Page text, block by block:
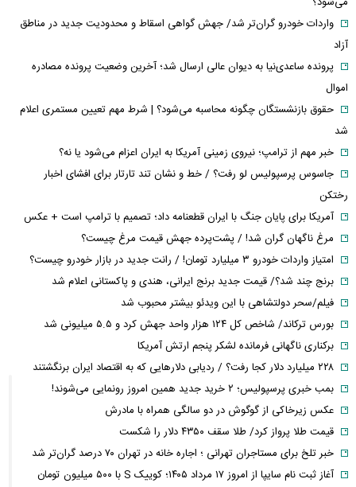
واردات خودرو گران‌تر شد/ جهش گواهی اسقاط و محدودیت جدید در مناطق
آزاد
پرونده ساعدی‌نیا به دیوان عالی ارسال شد؛ آخرین وضعیت پرونده مصادره
اموال
حقوق بازنشستگان چگونه محاسبه می‌شود؟ | شرط مهم تعیین مستمری اعلام
شد
خبر مهم از ترامپ؛ نیروی زمینی آمریکا به ایران اعزام می‌شود یا نه؟
جاسوس پرسپولیس لو رفت؟ / خط و نشان تند تارتار برای افشای اخبار
رختکن
آمریکا برای پایان جنگ با ایران قطعنامه داد؛ تصمیم با ترامپ است + عکس
مرغ ناگهان گران شد! / پشت‌پرده جهش قیمت مرغ چیست؟
امتیاز واردات خودرو ۳ میلیارد تومان! / رانت جدید در بازار خودرو چیست؟
برنج چند شد؟/ قیمت جدید برنج ایرانی، هندی و پاکستانی اعلام شد
فیلم/سحر دولتشاهی با این ویدئو بیشتر محبوب شد
بورس ترکاند/ شاخص کل ۱۲۴ هزار واحد جهش کرد و ۵.۵ میلیونی شد
برکناری ناگهانی فرمانده لشکر پنجم ارتش آمریکا
۲۲۸ میلیارد دلار کجا رفت؟ / ردیابی دلارهایی که به اقتصاد ایران برنگشتند
بمب خبری پرسپولیس؛ ۲ خرید جدید همین امروز رونمایی می‌شوند!
عکس زیرخاکی از گوگوش در دو سالگی همراه با مادرش
قیمت طلا پرواز کرد/ طلا سقف ۴۳۵۰ دلار را شکست
خبر تلخ برای مستاجران تهرانی ؛ اجاره خانه در تهران ۷۰ درصد گران‌تر شد
آغاز ثبت نام سایپا از امروز ۱۷ مرداد ۱۴۰۵؛ کوییک S با ۵۰۰ میلیون تومان